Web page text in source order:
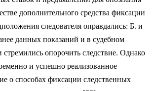
дополнительного средства фиксации
следователя оправдались: Б. и
данных показаний и в судебном
стремились опорочить следствие. Однако
и успешно реализованное
о способах фиксации следственных